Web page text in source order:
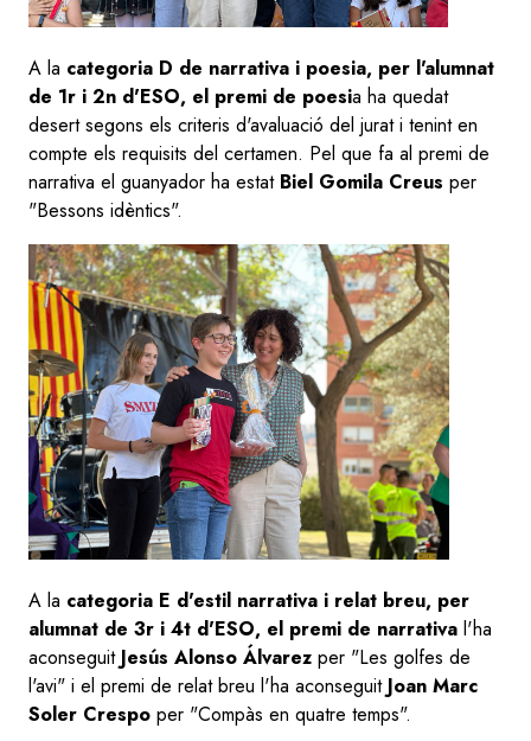
A la categoria D de narrativa i poesia, per l'alumnat
de 1r i 2n d'ESO, el premi de poesia ha quedat
desert segons els criteris d'avaluació del jurat i tenint en
compte els requisits del certamen. Pel que fa al premi de
narrativa el guanyador ha estat Biel Gomila Creus per
"Bessons idèntics".
A la categoria E d'estil narrativa i relat breu, per
alumnat de 3r i 4t d'ESO, el premi de narrativa l'ha
aconseguitJesús Alonso Álvarez per "Les golfes de
l'avi" i el premi de relat breu l'ha aconseguit Joan Marc
Soler Crespo per "Compàs en quatre temps".